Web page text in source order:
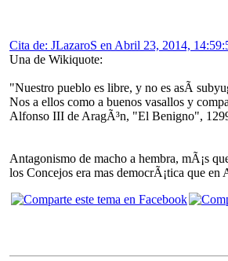
Cita de: JLazaroS en Abril 23, 2014,
Una de Wikiquote:
"Nuestro pueblo es libre, y no es asÃ­
Nos a ellos como a buenos vasallos y
Alfonso III de AragÃ³n, "El Benigno",
Antagonismo de macho a hembra, mÃ¡s
los Concejos era mas democrÃ¡tica que en